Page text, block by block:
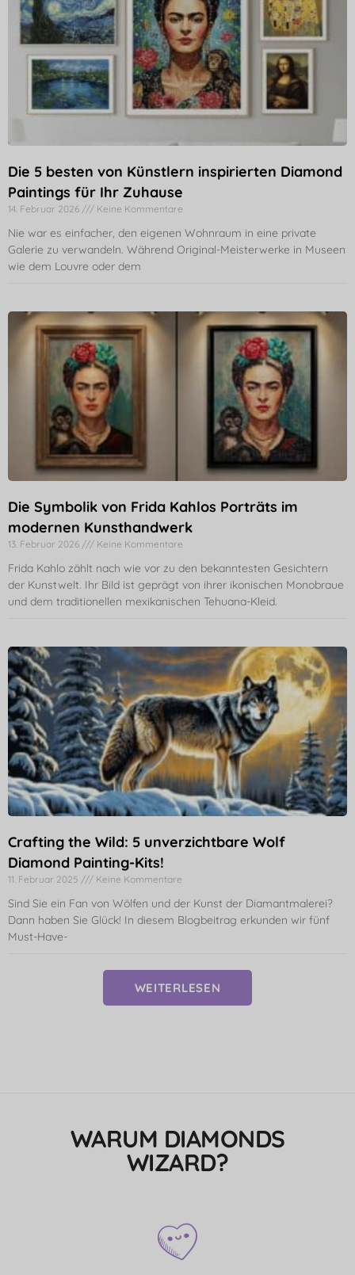
Die 5 besten von Künstlern inspirierten Diamond
Paintings für Ihr Zuhause
14. Februar 2026 Keine Kommentare
Nie war es einfacher, den eigenen Wohnraum in eine private
Galerie zu verwandeln. Während Original-Meisterwerke in Museen
wie dem Louvre oder dem
Die Symbolik von Frida Kahlos Porträts im
modernen Kunsthandwerk
13. Februar 2026 Keine Kommentare
Frida Kahlo zählt nach wie vor zu den bekanntesten Gesichtern
der Kunstwelt. Ihr Bild ist geprägt von ihrer ikonischen Monobraue
und dem traditionellen mexikanischen Tehuana-Kleid.
Crafting the Wild: 5 unverzichtbare Wolf
Diamond Painting-Kits!
11. Februar 2025 Keine Kommentare
Sind Sie ein Fan von Wölfen und der Kunst der Diamantmalerei?
Dann haben Sie Glück! In diesem Blogbeitrag erkunden wir fünf
Must-Have-
WEITERLESEN
WARUM DIAMONDS
WIZARD?